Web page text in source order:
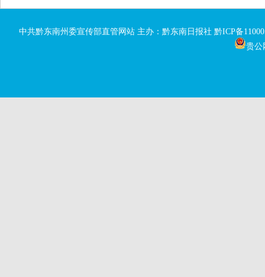
中共黔东南州委宣传部直管网站 主办：黔东南日报社 黔ICP备
贵公